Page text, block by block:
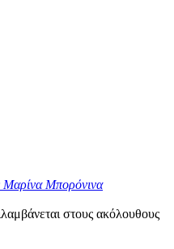
Μαρίνα Μπορόνινα
στους ακόλουθους